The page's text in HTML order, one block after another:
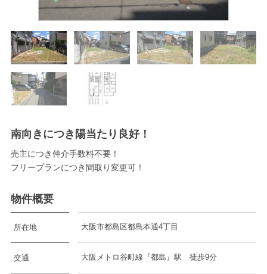
南向きにつき陽当たり良好！
売主につき仲介手数料不要！
フリープランにつき間取り変更可！
物件概要
所在地 大阪市都島区都島本通4丁目
交通 大阪メトロ谷町線『都島』駅 徒歩9分